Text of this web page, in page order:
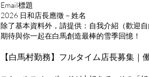
Email標題
2026 日和店長應徵－姓名
除了基本資料外，請提供：自我介紹（歡迎
期待與你一起在白馬創造最棒的雪季回憶！
【白馬村勤務】フルタイム店長募集｜